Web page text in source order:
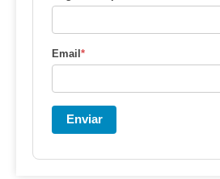
Email*
Enviar